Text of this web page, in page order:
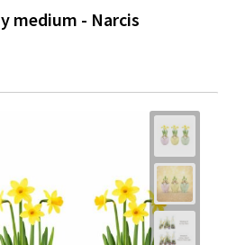
medium - Narcis